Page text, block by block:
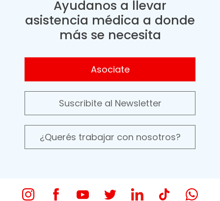
Ayudanos a llevar
asistencia médica a donde
más se necesita
Asociate
Suscribite al Newsletter
¿Querés trabajar con nosotros?